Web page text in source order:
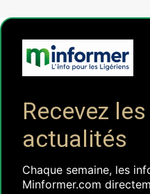
Recevez
actualités
Chaque semaine, les
Minformer.com